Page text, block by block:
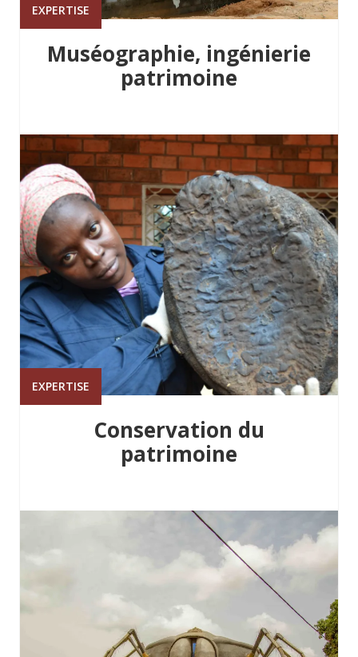
EXPERTISE
Muséographie, ingénierie
patrimoine
EXPERTISE
Conservation du
patrimoine